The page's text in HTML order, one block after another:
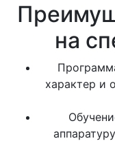
на
характер и